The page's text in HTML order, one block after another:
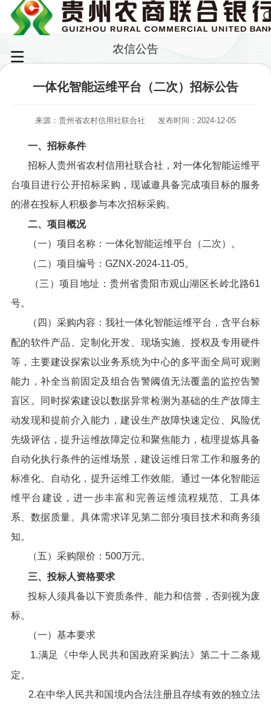
农信公告
一体化智能运维平台（二次）招标公告
来源：贵州省农村信用社联合社 发布时间：2024-12-05
一、招标条件
招标人贵州省农村信用社联合社，对一体化智能运维平
台项目进行公开招标采购，现诚邀具备完成项目标的服务
的潜在投标人积极参与本次招标采购。
二、项目概况
（一）项目名称：一体化智能运维平台（二次）。
（二）项目编号：GZNX-2024-11-05。
（三）项目地址：贵州省贵阳市观山湖区长岭北路61
号。
（四）采购内容：我社一体化智能运维平台，含平台标
配的软件产品、定制化开发、现场实施、授权及专用硬件
等，主要建设探索以业务系统为中心的多平面全局可观测
能力，补全当前固定及组合告警阈值无法覆盖的监控告警
盲区。同时探索建设以数据异常检测为基础的生产故障主
动发现和提前介入能力，建设生产故障快速定位、风险优
先级评估，提升运维故障定位和聚焦能力，梳理提炼具备
自动化执行条件的运维场景，建设运维日常工作和服务的
标准化、自动化，提升运维工作效能。通过一体化智能运
维平台建设，进一步丰富和完善运维流程规范、工具体
系、数据质量。具体需求详见第二部分项目技术和商务须
知。
（五）采购限价：500万元。
三、投标人资格要求
投标人须具备以下资质条件、能力和信誉，否则视为废
标。
（一）基本要求
1.满足《中华人民共和国政府采购法》第二十二条规
定。
2.在中华人民共和国境内合法注册且存续有效的独立法